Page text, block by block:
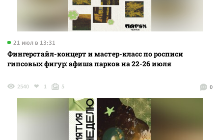
21 июл в 13:31
Фингерстайл-концерт и мастер-класс по росписи
гипсовых фигур: афиша парков на 22-26 июля
0
2540 1 5